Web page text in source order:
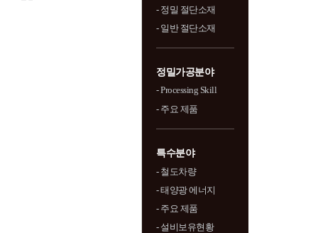
- 정밀 절단소재
- 일반 절단소재
정밀가공분야
- Processing Skill
- 주요 제품
특수분야
- 철도차량
- 태양광 에너지
- 주요 제품
- 설비보유현황